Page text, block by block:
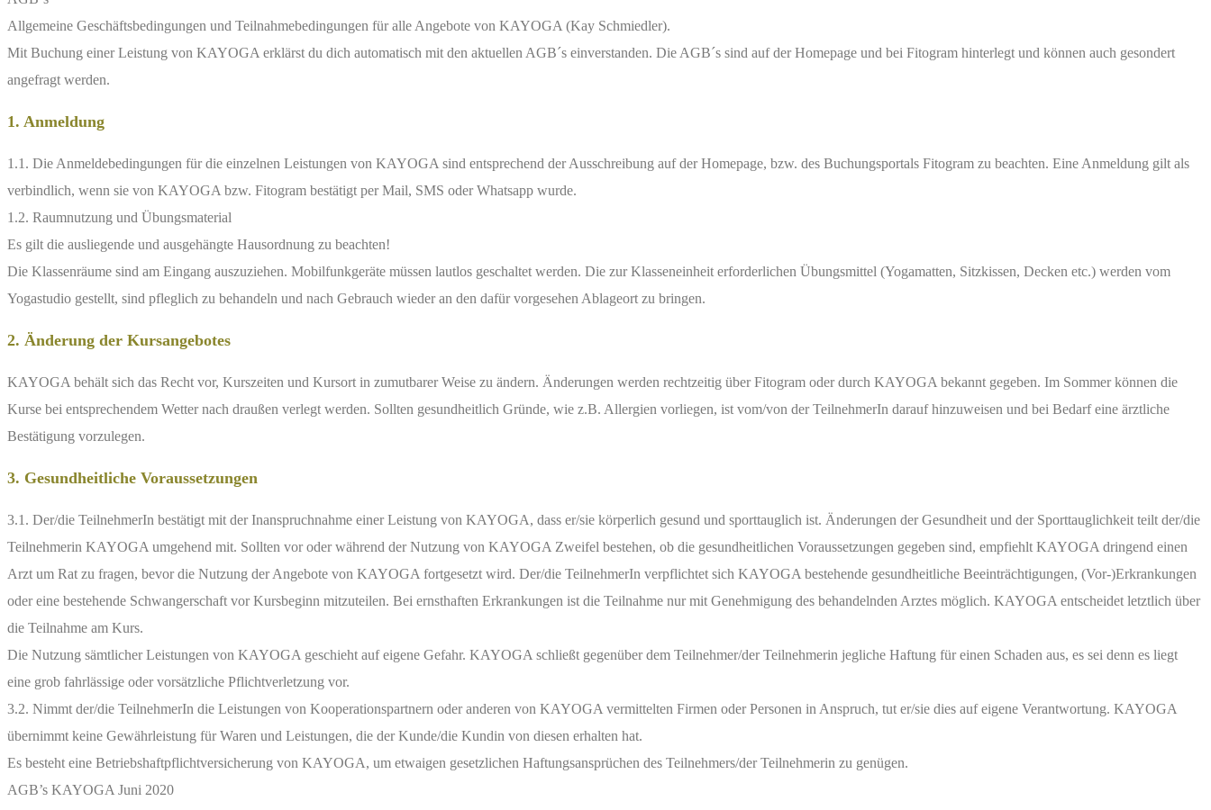
Allgemeine Geschäftsbedingungen und Teilnahmebedingungen für alle Angebote von KAYOGA (Kay Schmiedler).
Mit Buchung einer Leistung von KAYOGA erklärst du dich automatisch mit den aktuellen AGB´s einverstanden. Die AGB´s sind auf der Homepage und bei Fitogram hinterlegt und können auch gesondert
angefragt werden.
1. Anmeldung
1.1. Die Anmeldebedingungen für die einzelnen Leistungen von KAYOGA sind entsprechend der Ausschreibung auf der Homepage, bzw. des Buchungsportals Fitogram zu beachten. Eine Anmeldung gilt als
verbindlich, wenn sie von KAYOGA bzw. Fitogram bestätigt per Mail, SMS oder Whatsapp wurde.
1.2. Raumnutzung und Übungsmaterial
Es gilt die ausliegende und ausgehängte Hausordnung zu beachten!
Die Klassenräume sind am Eingang auszuziehen. Mobilfunkgeräte müssen lautlos geschaltet werden. Die zur Klasseneinheit erforderlichen Übungsmittel (Yogamatten, Sitzkissen, Decken etc.) werden vom
Yogastudio gestellt, sind pfleglich zu behandeln und nach Gebrauch wieder an den dafür vorgesehen Ablageort zu bringen.
2. Änderung der Kursangebotes
KAYOGA behält sich das Recht vor, Kurszeiten und Kursort in zumutbarer Weise zu ändern. Änderungen werden rechtzeitig über Fitogram oder durch KAYOGA bekannt gegeben. Im Sommer können die
Kurse bei entsprechendem Wetter nach draußen verlegt werden. Sollten gesundheitlich Gründe, wie z.B. Allergien vorliegen, ist vom/von der TeilnehmerIn darauf hinzuweisen und bei Bedarf eine ärztliche
Bestätigung vorzulegen.
3. Gesundheitliche Voraussetzungen
3.1. Der/die TeilnehmerIn bestätigt mit der Inanspruchnahme einer Leistung von KAYOGA, dass er/sie körperlich gesund und sporttauglich ist. Änderungen der Gesundheit und der Sporttauglichkeit teilt der/die
Teilnehmerin KAYOGA umgehend mit. Sollten vor oder während der Nutzung von KAYOGA Zweifel bestehen, ob die gesundheitlichen Voraussetzungen gegeben sind, empfiehlt KAYOGA dringend einen
Arzt um Rat zu fragen, bevor die Nutzung der Angebote von KAYOGA fortgesetzt wird. Der/die TeilnehmerIn verpflichtet sich KAYOGA bestehende gesundheitliche Beeinträchtigungen, (Vor-)Erkrankungen
oder eine bestehende Schwangerschaft vor Kursbeginn mitzuteilen. Bei ernsthaften Erkrankungen ist die Teilnahme nur mit Genehmigung des behandelnden Arztes möglich. KAYOGA entscheidet letztlich über
die Teilnahme am Kurs.
Die Nutzung sämtlicher Leistungen von KAYOGA geschieht auf eigene Gefahr. KAYOGA schließt gegenüber dem Teilnehmer/der Teilnehmerin jegliche Haftung für einen Schaden aus, es sei denn es liegt
eine grob fahrlässige oder vorsätzliche Pflichtverletzung vor.
3.2. Nimmt der/die TeilnehmerIn die Leistungen von Kooperationspartnern oder anderen von KAYOGA vermittelten Firmen oder Personen in Anspruch, tut er/sie dies auf eigene Verantwortung. KAYOGA
übernimmt keine Gewährleistung für Waren und Leistungen, die der Kunde/die Kundin von diesen erhalten hat.
Es besteht eine Betriebshaftpflichtversicherung von KAYOGA, um etwaigen gesetzlichen Haftungsansprüchen des Teilnehmers/der Teilnehmerin zu genügen.
AGB’s KAYOGA Juni 2020